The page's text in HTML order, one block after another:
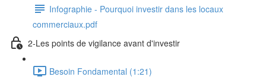
Infographie - Pourquoi investir dans les locaux
commerciaux.pdf
2-Les points de vigilance avant d'investir
Besoin Fondamental (1:21)